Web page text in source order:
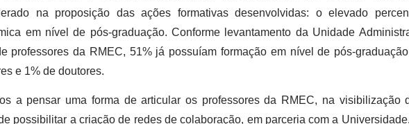
na proposição das ações formativas desenvolvidas: o elevado
em nível de pós-graduação. Conforme levantamento da Unidade
professores da RMEC, 51% já possuíam formação em nível de pós-
e 1% de doutores.
a pensar uma forma de articular os professores da RMEC, na visibilização
possibilitar a criação de redes de colaboração, em parceria com a